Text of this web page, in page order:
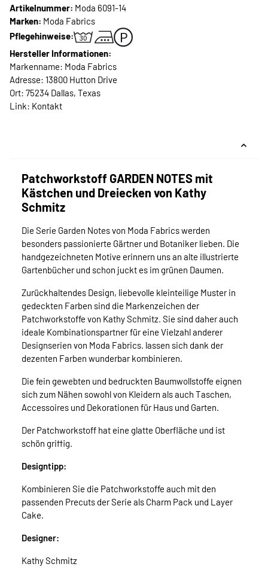
Artikelnummer: Moda 6091-14
Marken: Moda Fabrics
Pflegehinweise:
Hersteller Informationen:
Markenname: Moda Fabrics
Adresse: 13800 Hutton Drive
Ort: 75234 Dallas, Texas
Link: Kontakt
Patchworkstoff GARDEN NOTES mit
Kästchen und Dreiecken von Kathy
Schmitz
Die Serie Garden Notes von Moda Fabrics werden
besonders passionierte Gärtner und Botaniker lieben. Die
handgezeichneten Motive erinnern uns an alte illustrierte
Gartenbücher und schon juckt es im grünen Daumen.
Zurückhaltendes Design, liebevolle kleinteilige Muster in
gedeckten Farben sind die Markenzeichen der
Patchworkstoffe von Kathy Schmitz. Sie sind daher auch
ideale Kombinationspartner für eine Vielzahl anderer
Designserien von Moda Fabrics. lassen sich dank der
dezenten Farben wunderbar kombinieren.
Die fein gewebten und bedruckten Baumwollstoffe eignen
sich zum Nähen sowohl von Kleidern als auch Taschen,
Accessoires und Dekorationen für Haus und Garten.
Der Patchworkstoff hat eine glatte Oberfläche und ist
schön griffig.
Designtipp:
Kombinieren Sie die Patchworkstoffe auch mit den
passenden Precuts der Serie als Charm Pack und Layer
Cake.
Designer:
Kathy Schmitz